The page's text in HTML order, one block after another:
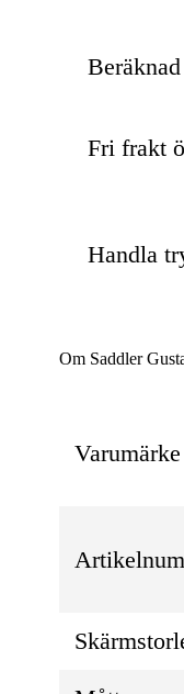
Fri frakt
Handla
Om Saddler
Varumärke